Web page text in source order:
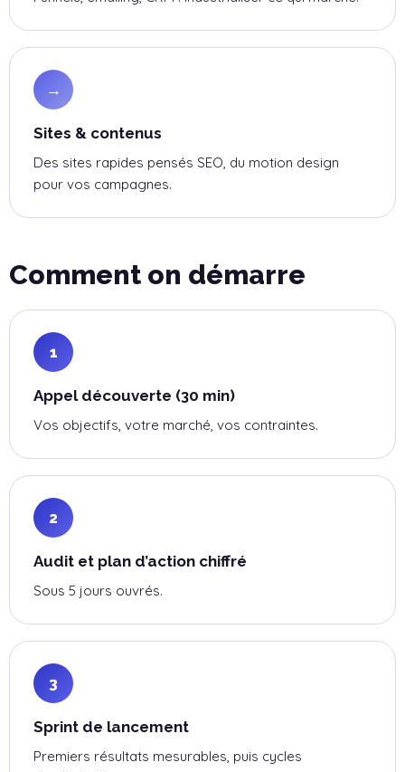
→
Sites & contenus
Des sites rapides pensés SEO, du motion design
pour vos campagnes.
Comment on démarre
1
Appel découverte (30 min)
Vos objectifs, votre marché, vos contraintes.
2
Audit et plan d’action chiffré
Sous 5 jours ouvrés.
3
Sprint de lancement
Premiers résultats mesurables, puis cycles